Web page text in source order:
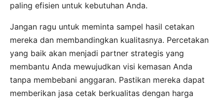
paling efisien untuk kebutuhan Anda.
Jangan ragu untuk meminta sampel hasil cetakan
mereka dan membandingkan kualitasnya. Percetakan
yang baik akan menjadi partner strategis yang
membantu Anda mewujudkan visi kemasan Anda
tanpa membebani anggaran. Pastikan mereka dapat
memberikan jasa cetak berkualitas dengan harga